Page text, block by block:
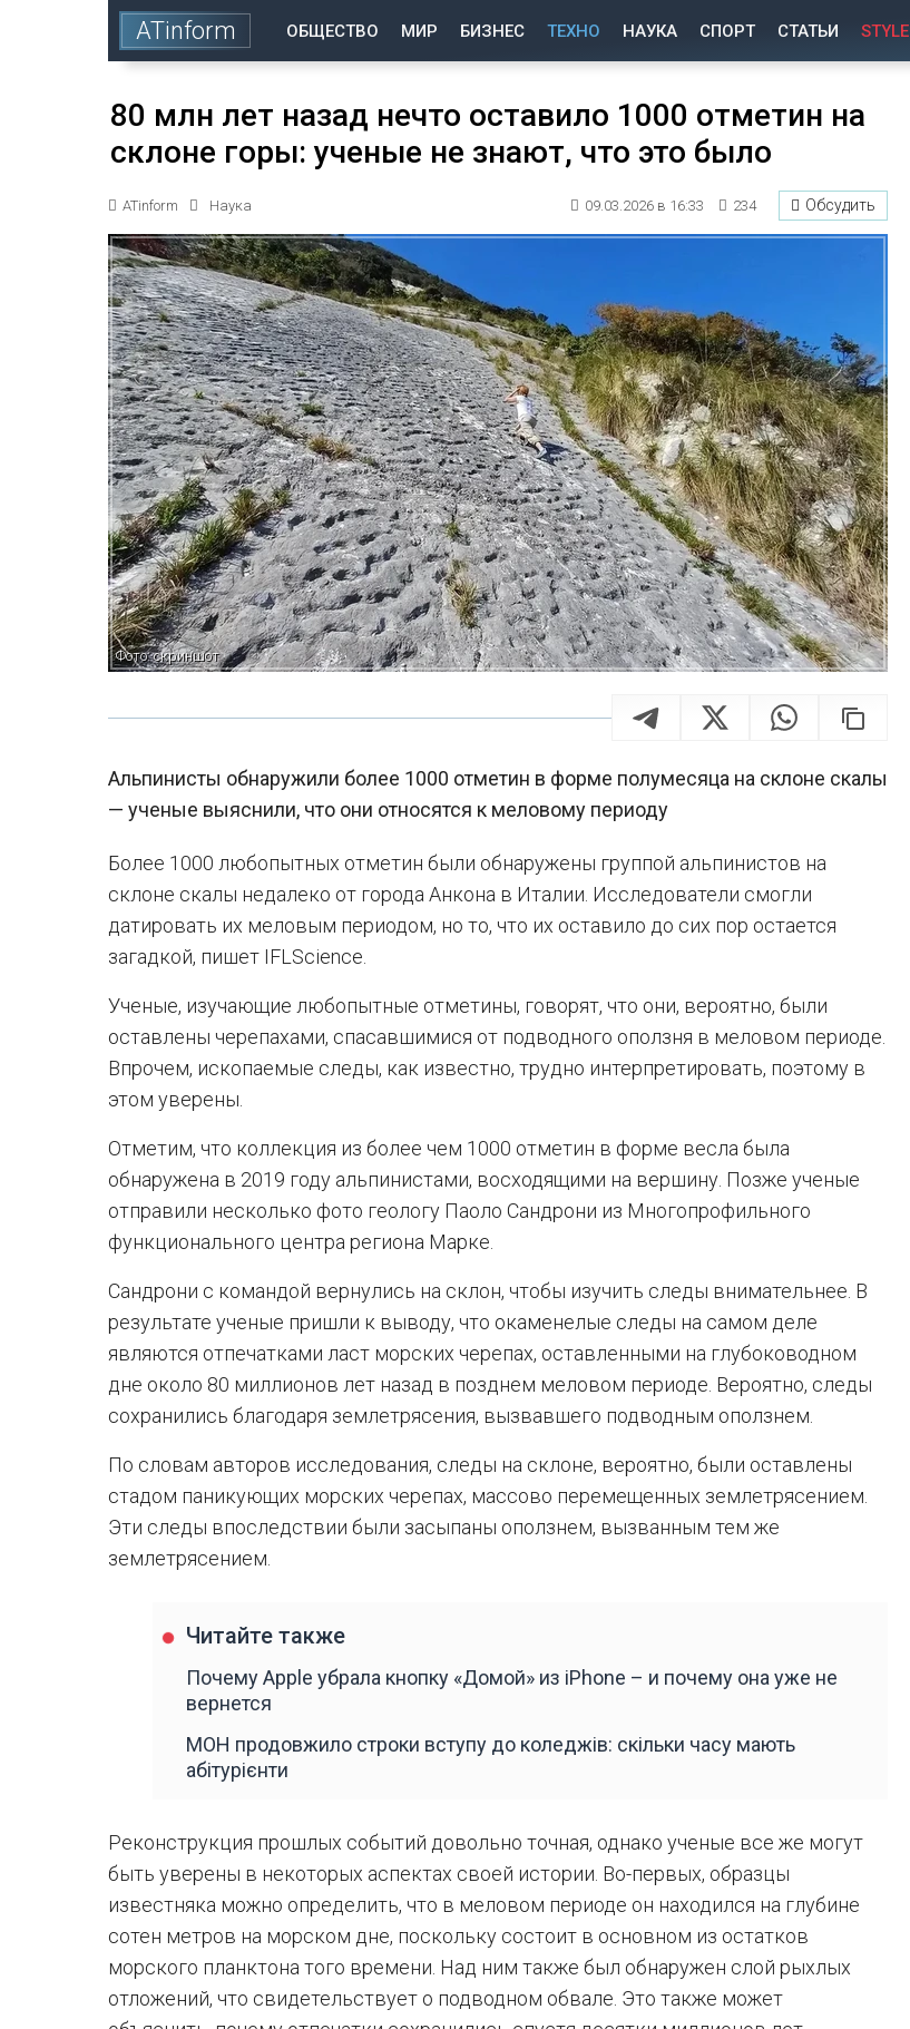
ATinform ОБЩЕСТВО МИР БИЗНЕС ТЕХНО НАУКА СПОРТ СТАТЬИ STYLE
80 млн лет назад нечто оставило 1000 отметин на
склоне горы: ученые не знают, что это было
ATinform Наука 09.03.2026 в 16:33 234 Обсудить
Фото: скриншот
Альпинисты обнаружили более 1000 отметин в форме полумесяца на склоне скалы
— ученые выяснили, что они относятся к меловому периоду
Более 1000 любопытных отметин были обнаружены группой альпинистов на
склоне скалы недалеко от города Анкона в Италии. Исследователи смогли
датировать их меловым периодом, но то, что их оставило до сих пор остается
загадкой, пишет IFLScience.
Ученые, изучающие любопытные отметины, говорят, что они, вероятно, были
оставлены черепахами, спасавшимися от подводного оползня в меловом периоде.
Впрочем, ископаемые следы, как известно, трудно интерпретировать, поэтому в
этом уверены.
Отметим, что коллекция из более чем 1000 отметин в форме весла была
обнаружена в 2019 году альпинистами, восходящими на вершину. Позже ученые
отправили несколько фото геологу Паоло Сандрони из Многопрофильного
функционального центра региона Марке.
Сандрони с командой вернулись на склон, чтобы изучить следы внимательнее. В
результате ученые пришли к выводу, что окаменелые следы на самом деле
являются отпечатками ласт морских черепах, оставленными на глубоководном
дне около 80 миллионов лет назад в позднем меловом периоде. Вероятно, следы
сохранились благодаря землетрясения, вызвавшего подводным оползнем.
По словам авторов исследования, следы на склоне, вероятно, были оставлены
стадом паникующих морских черепах, массово перемещенных землетрясением.
Эти следы впоследствии были засыпаны оползнем, вызванным тем же
землетрясением.
Читайте также
Почему Apple убрала кнопку «Домой» из iPhone – и почему она уже не
вернется
МОН продовжило строки вступу до коледжів: скільки часу мають
абітурієнти
Реконструкция прошлых событий довольно точная, однако ученые все же могут
быть уверены в некоторых аспектах своей истории. Во-первых, образцы
известняка можно определить, что в меловом периоде он находился на глубине
сотен метров на морском дне, поскольку состоит в основном из остатков
морского планктона того времени. Над ним также был обнаружен слой рыхлых
отложений, что свидетельствует о подводном обвале. Это также может